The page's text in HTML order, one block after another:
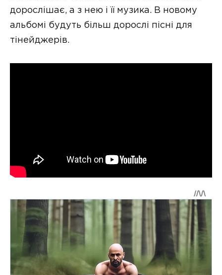
дорослішає, а з нею і її музика. В новому
альбомі будуть більш дорослі пісні для
тінейджерів.